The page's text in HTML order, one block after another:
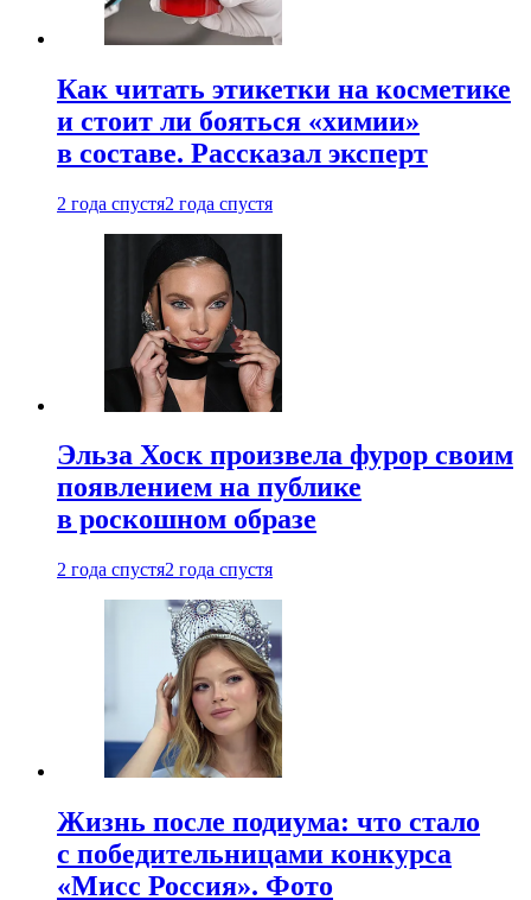
Как читать этикетки на косметике
и стоит ли бояться «химии»
в составе. Рассказал эксперт
2 года спустя2 года спустя
Эльза Хоск произвела фурор своим
появлением на публике
в роскошном образе
2 года спустя2 года спустя
Жизнь после подиума: что стало
с победительницами конкурса
«Мисс Россия». Фото